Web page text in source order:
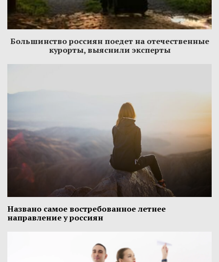
Большинство россиян поедет на отечественные
курорты, выяснили эксперты
Названо самое востребованное летнее
направление у россиян